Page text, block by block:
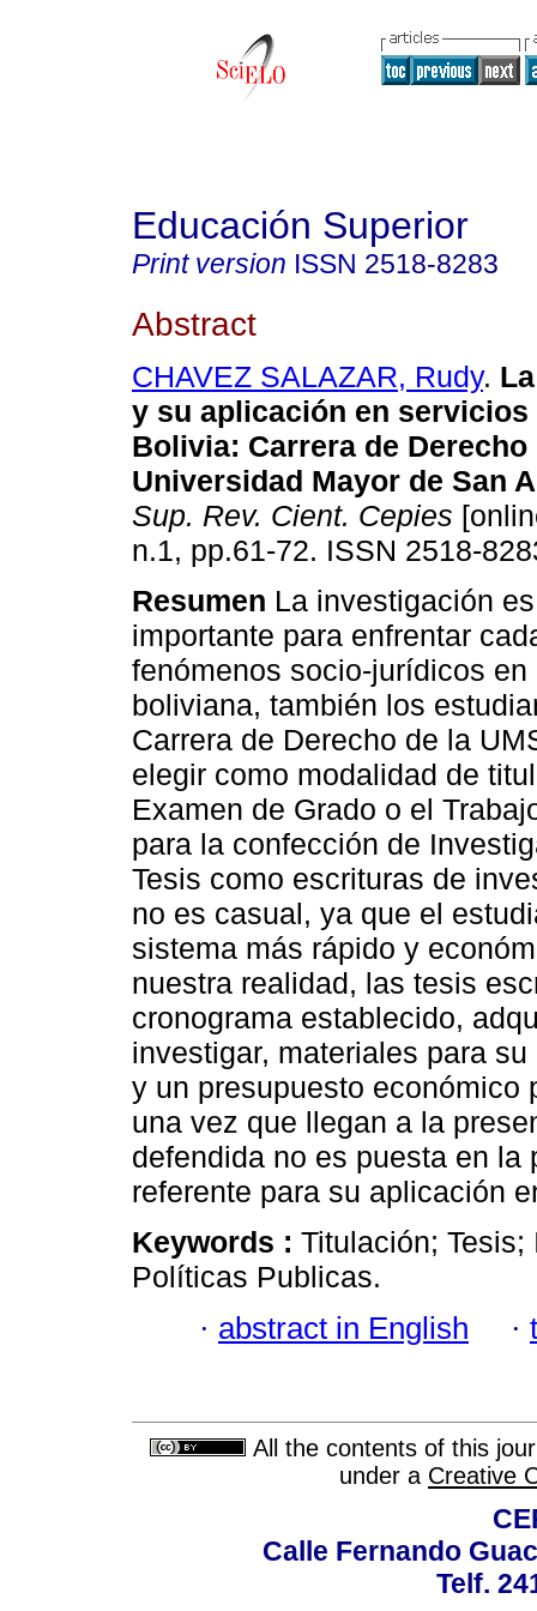
Educación Superior
Print version ISSN 2518-8283
Abstract
CHAVEZ SALAZAR, Rudy.
y su aplicación en servicios
Bolivia: Carrera de Derecho
Universidad Mayor de San
Sup. Rev. Cient. Cepies
n.1, pp.61-72. ISSN 2518-
Resumen La investigación
importante para enfrentar
fenómenos socio-jurídicos en
boliviana, también los
Carrera de Derecho de la
elegir como modalidad de
Examen de Grado o el
para la confección de
Tesis como escrituras de
no es casual, ya que el
sistema más rápido y
nuestra realidad, las tesis
cronograma establecido,
investigar, materiales para
y un presupuesto económico
una vez que llegan a la
defendida no es puesta en
referente para su aplicación
Keywords : Titulación;
Políticas Publicas.
· abstract in English ·
All the contents of this
under a Creative
Calle Fernando
Telf.